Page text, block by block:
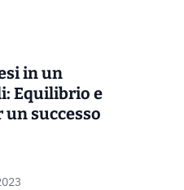
in un
Equilibrio e
successo